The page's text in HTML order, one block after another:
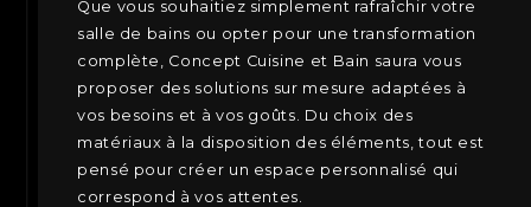
Que vous souhaitiez simplement rafraîchir votre
salle de bains ou opter pour une transformation
complète, Concept Cuisine et Bain saura vous
proposer des solutions sur mesure adaptées à
vos besoins et à vos goûts. Du choix des
matériaux à la disposition des éléments, tout est
pensé pour créer un espace personnalisé qui
correspond à vos attentes.